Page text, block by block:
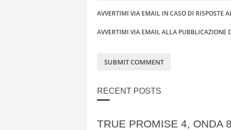
AVVERTIMI VIA EMAIL IN CASO DI RISPOSTE
AVVERTIMI VIA EMAIL ALLA PUBBLICAZIONE
RECENT POSTS
TRUE PROMISE 4, ONDA